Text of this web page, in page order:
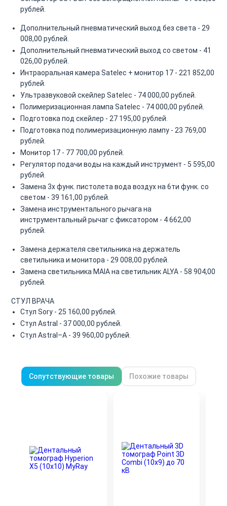
рублей.
Дополнительный пневматический выход без света - 29
008,00 рублей.
Дополнительный пневматический выход со светом - 41
026,00 рублей.
Интраоральная камера Satelec + монитор 17 - 221 852,00
рублей.
Ультразвуковой скейлер Satelec - 74 000,00 рублей.
Полимеризационная лампа Satelec - 74 000,00 рублей.
Подготовка под скейлер - 27 195,00 рублей.
Подготовка под полимеризационную лампу - 23 769,00
рублей.
Монитор 17 - 77 700,00 рублей.
Регулятор подачи воды на каждый инструмент - 5 595,00
рублей.
Замена 3х функ. пистолета вода воздух на 6ти функ. со
светом - 39 161,00 рублей.
Замена инструментального рычага на
инструментальный рычаг с фиксатором - 4 662,00
рублей.
Замена держателя светильника на держатель
светильника и монитора - 29 008,00 рублей.
Замена светильника MAIA на светильник ALYA - 58 904,00
рублей.
СТУЛ ВРАЧА
Стул Sory - 25 160,00 рублей.
Стул Astral - 37 000,00 рублей.
Стул Astral–A - 39 960,00 рублей.
Сопутствующие товары Похожие товары